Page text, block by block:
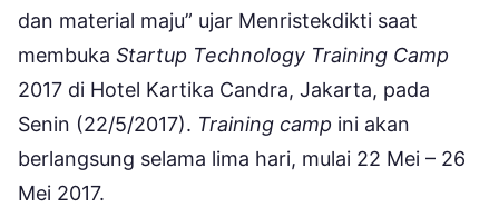
dan material maju” ujar Menristekdikti saat
membuka Startup Technology Training Camp
2017 di Hotel Kartika Candra, Jakarta, pada
Senin (22/5/2017). Training camp ini akan
berlangsung selama lima hari, mulai 22 Mei – 26
Mei 2017.